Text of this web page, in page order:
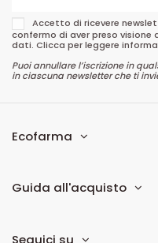
Accetto di ricevere
confermo di aver preso
dati. Clicca per leggere
Puoi annullare l’iscrizione in
in ciascuna newsletter che ti
Ecofarma
Guida all'acquisto
Seguici su